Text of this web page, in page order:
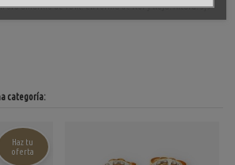
oro amarillo de 18 kt. en forma de flor y hoja. Altura: 3,9
categoría:
Haz tu
oferta